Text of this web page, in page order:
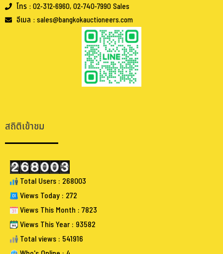
โทร : 02-312-6960, 02-740-7990 Sales
อีเมล : sales@bangkokauctioneers.com
สถิติเข้าชม
Total Users : 268003
Views Today : 272
Views This Month : 7823
Views This Year : 93582
Total views : 541916